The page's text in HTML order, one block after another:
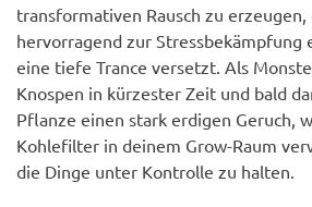
transformativen Rausch zu erzeugen,
hervorragend zur Stressbekämpfung
eine tiefe Trance versetzt. Als
Knospen in kürzester Zeit und bald
Pflanze einen stark erdigen Geruch,
Kohlefilter in deinem Grow-Raum
die Dinge unter Kontrolle zu halten.